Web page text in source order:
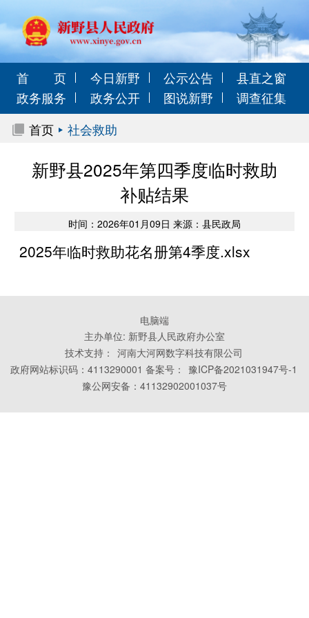
首 页 今日新野 公示公告
县直之窗
政务服务
政务公开 图说新野
调查征集
首页
社会救助
新野县2025年第四季度临时救助
补贴结果
时间：2026年01月09日 来源：县民政局
2025年临时救助花名册第4季度.xlsx
电脑端
主办单位: 新野县人民政府办公室
技术支持： 河南大河网数字科技有限公司
政府网站标识码：4113290001 备案号： 豫ICP备2021031947号-1
豫公网安备：41132902001037号